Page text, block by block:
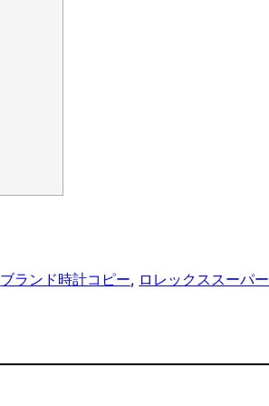
ブランド時計コピー, ロレックススーパ